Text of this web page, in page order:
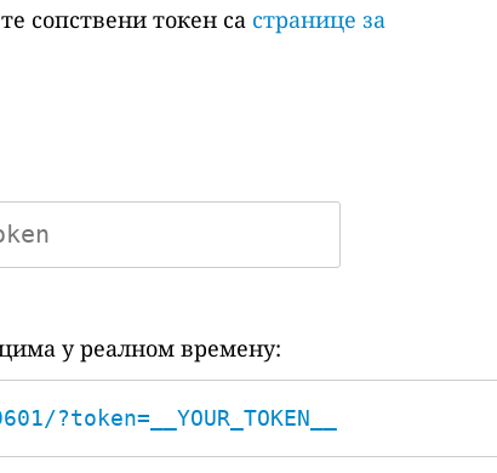
сопствени токен са странице за
у реалном времену: